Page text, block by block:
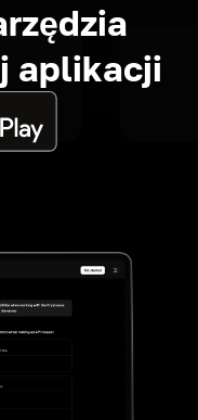
aplikacji